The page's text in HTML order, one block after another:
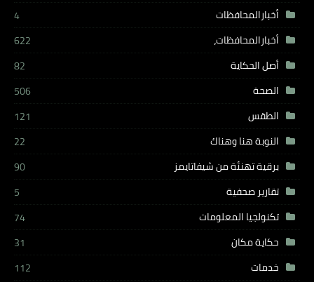
أخبارالمحافظات
4
أخبارالمحافظات،
622
أصل الحكاية
82
الصحة
506
الطقس
121
النوبة هنا وهناك
22
برقية تهنئة من شيفاتايمز
90
تقارير صحفية
5
تكنولجيا المعلومات
74
حكاية مكان
31
خدمات
112